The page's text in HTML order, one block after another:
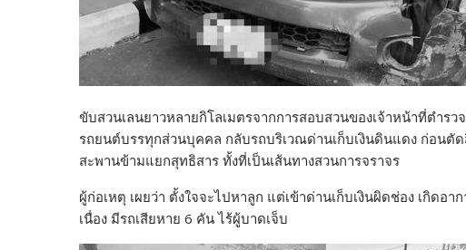
ขับสวนเลนยาวหลายกิโลเมตรจากการสอบสวนของเจ้าหน้าที่ตำร
รถยนต์บรรทุกส่วนบุคคล กลับรถบริเวณด่านเก็บเงินดินแดง ก่อนตั
สะพานข้ามแยกสุทธิสาร ทั้งที่เป็นเส้นทางสวนการจราจร
ผู้ก่อเหตุ เผยว่า ตั้งใจจะไปหาลูก แต่เข้าด่านเก็บเงินผิดช่อง เกิดอ
เนื่อง มีรถเสียหาย 6 คัน ไร้ผู้บาดเจ็บ